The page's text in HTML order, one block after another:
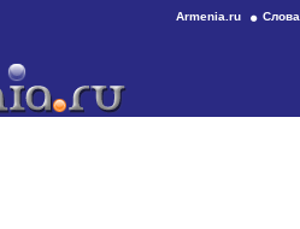
Armenia.ru